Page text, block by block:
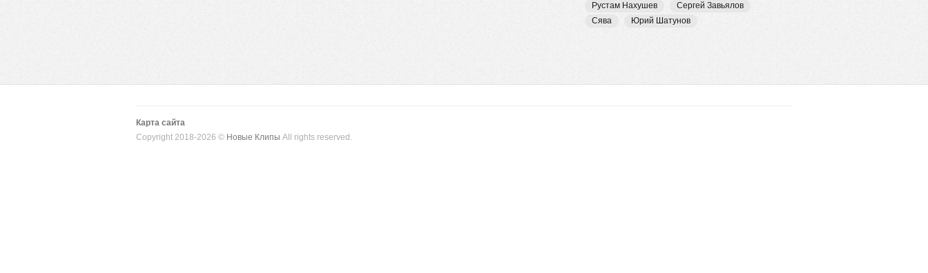
Рустам Нахушев
Сергей Завьялов
Сява
Юрий Шатунов
Карта сайта
Copyright 2018-2026 © Новые Клипы All rights reserved.